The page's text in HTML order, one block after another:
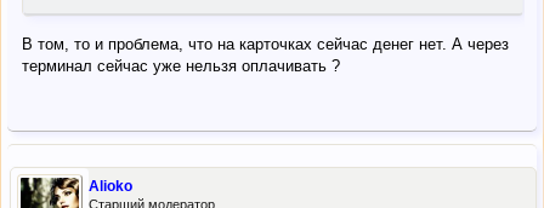
В том, то и проблема, что на карточках сейчас денег нет. А через
терминал сейчас уже нельзя оплачивать ?
Alioko
Старший модератор